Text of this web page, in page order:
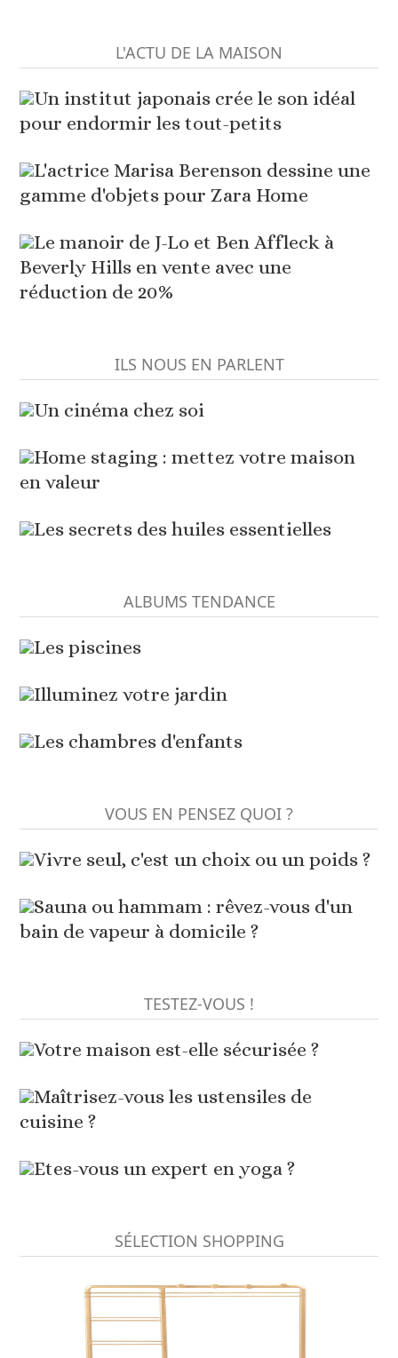
L'ACTU DE LA MAISON
Un institut japonais crée le son idéal
pour endormir les tout-petits
L'actrice Marisa Berenson dessine une
gamme d'objets pour Zara Home
Le manoir de J-Lo et Ben Affleck à
Beverly Hills en vente avec une
réduction de 20%
ILS NOUS EN PARLENT
Un cinéma chez soi
Home staging : mettez votre maison
en valeur
Les secrets des huiles essentielles
ALBUMS TENDANCE
Les piscines
Illuminez votre jardin
Les chambres d'enfants
VOUS EN PENSEZ QUOI ?
Vivre seul, c'est un choix ou un poids ?
Sauna ou hammam : rêvez-vous d'un
bain de vapeur à domicile ?
TESTEZ-VOUS !
Votre maison est-elle sécurisée ?
Maîtrisez-vous les ustensiles de
cuisine ?
Etes-vous un expert en yoga ?
SÉLECTION SHOPPING